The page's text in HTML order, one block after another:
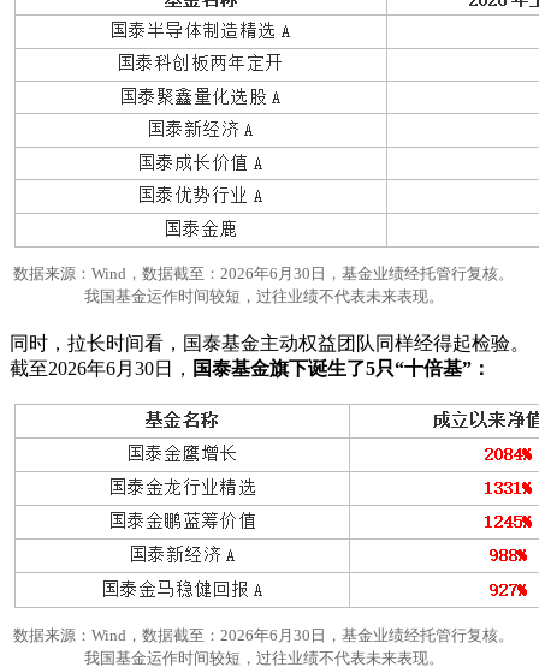
数据来源：Wind，数据截至：2026年6月30日，基金业绩经托管行复核。
我国基金运作时间较短，过往业绩不代表未来表现。
同时，拉长时间看，国泰基金主动权益团队同样经得起检验。
截至2026年6月30日， 国泰基金旗下诞生了5只“十倍基”：
数据来源：Wind，数据截至：2026年6月30日，基金业绩经托管行复核。
我国基金运作时间较短，过往业绩不代表未来表现。